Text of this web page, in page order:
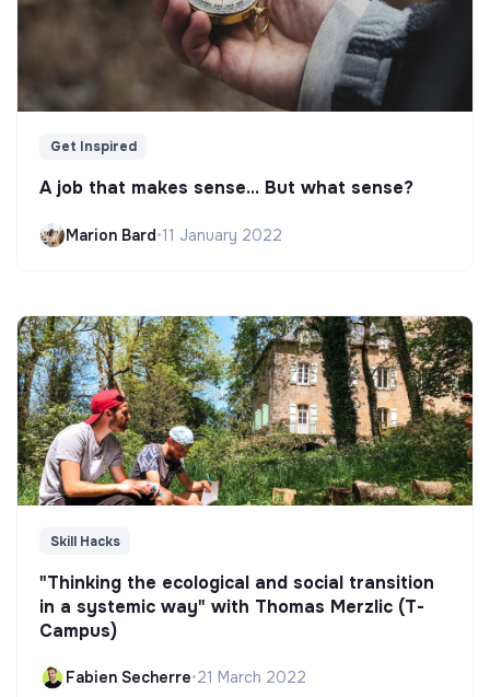
Get Inspired
A job that makes sense... But what sense?
Marion Bard•11 January 2022
Skill Hacks
"Thinking the ecological and social transition
in a systemic way" with Thomas Merzlic (T-
Campus)
Fabien Secherre•21 March 2022